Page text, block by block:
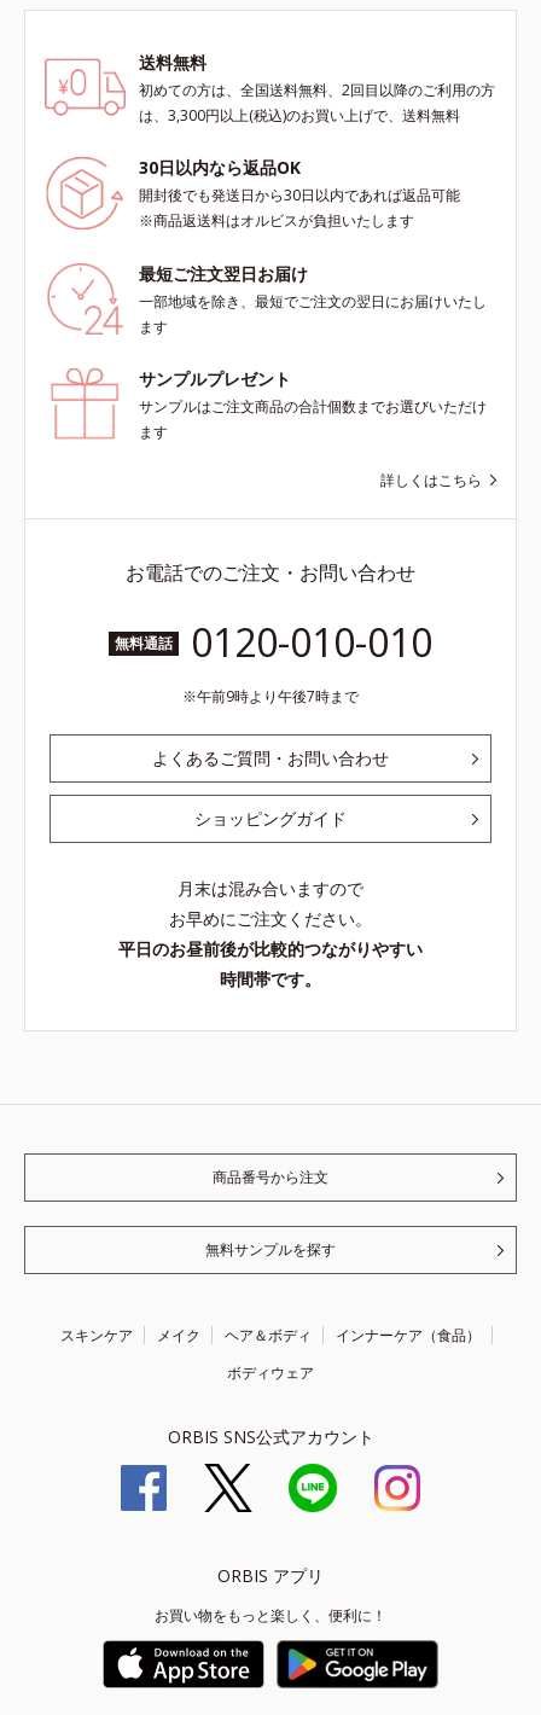
送料無料
初めての方は、全国送料無料、2回目以降のご利用の方
は、3,300円以上(税込)のお買い上げで、送料無料
30日以内なら返品OK
開封後でも発送日から30日以内であれば返品可能
※商品返送料はオルビスが負担いたします
最短ご注文翌日お届け
一部地域を除き、最短でご注文の翌日にお届けいたし
ます
サンプルプレゼント
サンプルはご注文商品の合計個数までお選びいただけ
ます
詳しくはこちら
お電話でのご注文・お問い合わせ
無料通話 0120-010-010
午前9時より午後7時まで
よくあるご質問・お問い合わせ
ショッピングガイド
月末は混み合いますので
お早めにご注文ください。
平日のお昼前後が比較的つながりやすい
時間帯です。
商品番号から注文
無料サンプルを探す
スキンケア メイク ヘア＆ボディ
インナーケア（食品）
ボディウェア
ORBIS SNS公式アカウント
ORBIS アプリ
お買い物をもっと楽しく、便利に！